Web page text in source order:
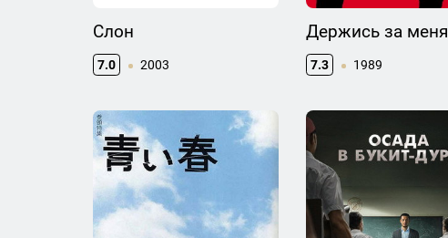
Слон
7.0 2003
Держись за меня
7.3 1989